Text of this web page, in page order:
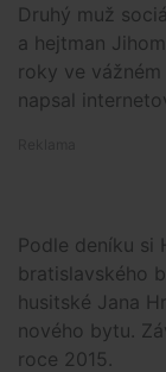
Druhý muž
a hejtman
roky ve
napsal
Podle deníku si
bratislavského
husitské Jana
nového bytu.
roce 2015.